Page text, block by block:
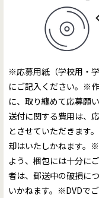
※応募用紙（学校用・
にご記⼊ください。※
に、取り纏めて応募願
送付に関する費用は、
とさせていただきます
却はいたしかねます。
よう、梱包には十分に
者は、郵送中の破損に
いかねます。※DVDで